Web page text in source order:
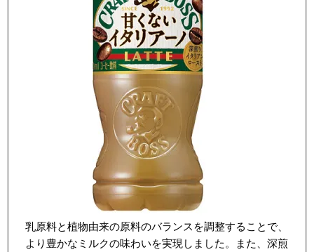
乳原料と植物由来の原料のバランスを調整することで、
より豊かなミルクの味わいを実現しました。また、深煎